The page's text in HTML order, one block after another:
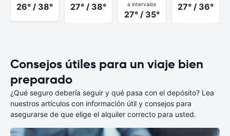
26° / 38° 27° / 38°
a intervalos
27° / 35°
27° / 36°
Consejos útiles para un viaje bien
preparado
¿Qué seguro debería seguir y qué pasa con el depósito? Lea
nuestros artículos con información útil y consejos para
asegurarse de que elige el alquiler correcto para usted.